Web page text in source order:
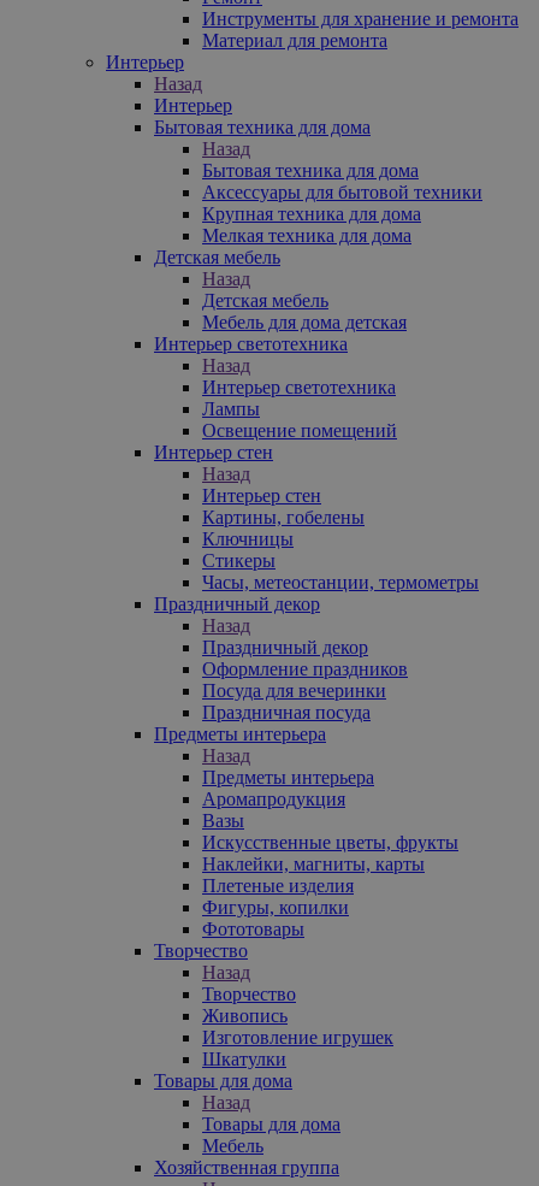
Инструменты для хранение и ремонта
Материал для ремонта
Интерьер
Назад
Интерьер
Бытовая техника для дома
Назад
Бытовая техника для дома
Аксессуары для бытовой техники
Крупная техника для дома
Мелкая техника для дома
Детская мебель
Назад
Детская мебель
Мебель для дома детская
Интерьер светотехника
Назад
Интерьер светотехника
Лампы
Освещение помещений
Интерьер стен
Назад
Интерьер стен
Картины, гобелены
Ключницы
Стикеры
Часы, метеостанции, термометры
Праздничный декор
Назад
Праздничный декор
Оформление праздников
Посуда для вечеринки
Праздничная посуда
Предметы интерьера
Назад
Предметы интерьера
Аромапродукция
Вазы
Искусственные цветы, фрукты
Наклейки, магниты, карты
Плетеные изделия
Фигуры, копилки
Фототовары
Творчество
Назад
Творчество
Живопись
Изготовление игрушек
Шкатулки
Товары для дома
Назад
Товары для дома
Мебель
Хозяйственная группа